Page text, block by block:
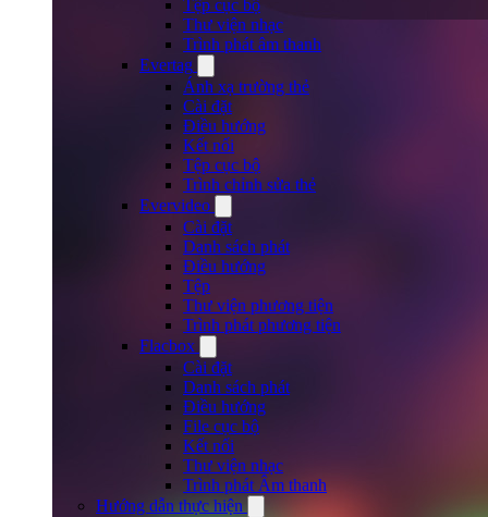
Tệp cục bộ
Thư viện nhạc
Trình phát âm thanh
Evertag
Ánh xạ trường thẻ
Cài đặt
Điều hướng
Kết nối
Tệp cục bộ
Trình chỉnh sửa thẻ
Evervideo
Cài đặt
Danh sách phát
Điều hướng
Tệp
Thư viện phương tiện
Trình phát phương tiện
Flacbox
Cài đặt
Danh sách phát
Điều hướng
File cục bộ
Kết nối
Thư viện nhạc
Trình phát Âm thanh
Hướng dẫn thực hiện